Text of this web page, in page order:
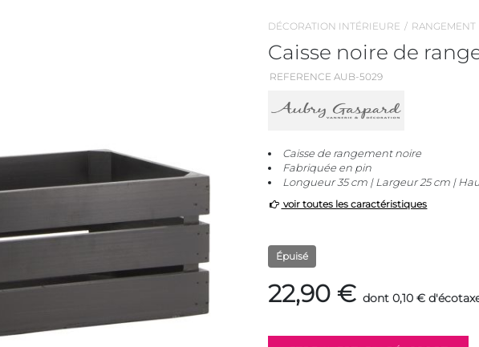
DÉCORATION INTÉRIEURE RANGEMENT
Caisse noire de
REFERENCE AUB-5029
Caisse de rangement noire
Fabriquée en pin
Longueur 35 cm | Largeur 25 cm |
voir toutes les caractéristiques
Épuisé
22,90 € dont 0,10 €